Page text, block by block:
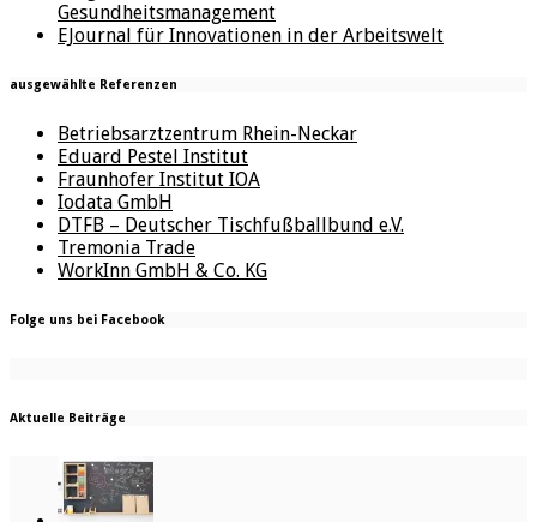
Gesundheitsmanagement
EJournal für Innovationen in der Arbeitswelt
ausgewählte Referenzen
Betriebsarztzentrum Rhein-Neckar
Eduard Pestel Institut
Fraunhofer Institut IOA
Iodata GmbH
DTFB – Deutscher Tischfußballbund e.V.
Tremonia Trade
WorkInn GmbH & Co. KG
Folge uns bei Facebook
Aktuelle Beiträge